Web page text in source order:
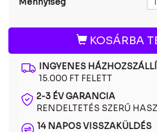
KOSÁRBA
INGYENES
15.000 FT FELETT
2-3 ÉV GARANCIA
RENDELTETÉS SZERŰ
14 NAPOS VISSZAKÜLDÉS